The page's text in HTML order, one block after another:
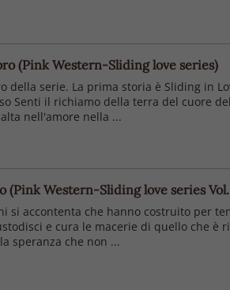
(Pink Western-Sliding love series)
della serie. La prima storia è Sliding in
Senti il richiamo della terra del cuore
nell'amore nella ...
(Pink Western-Sliding love series
si accontenta che hanno costruito per
e cura le macerie di quello che è
speranza che non ...